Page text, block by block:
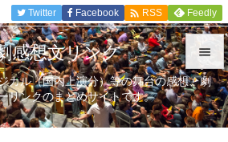


メニュ

Twitter Facebook  RSS Feedly
感想文リンク
カル（国内上演分）等の舞台の感想、劇
リンクのまとめサイトです。